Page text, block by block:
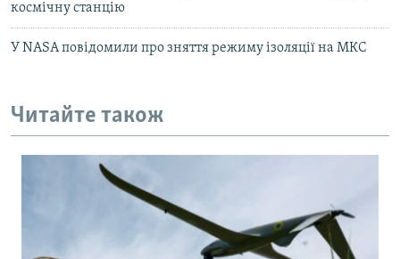
космічну станцію
У NASA повідомили про зняття режиму ізоляції на МКС
Читайте також